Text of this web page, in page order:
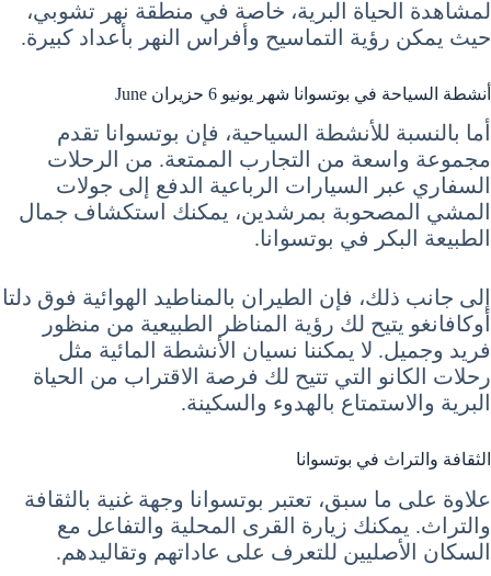
لمشاهدة الحياة البرية، خاصة في منطقة نهر تشوبي،
حيث يمكن رؤية التماسيح وأفراس النهر بأعداد كبيرة.
أنشطة السياحة في بوتسوانا شهر يونيو 6 حزيران June
أما بالنسبة للأنشطة السياحية، فإن بوتسوانا تقدم
مجموعة واسعة من التجارب الممتعة. من الرحلات
السفاري عبر السيارات الرباعية الدفع إلى جولات
المشي المصحوبة بمرشدين، يمكنك استكشاف جمال
الطبيعة البكر في بوتسوانا.
إلى جانب ذلك، فإن الطيران بالمناطيد الهوائية فوق دلتا
أوكافانغو يتيح لك رؤية المناظر الطبيعية من منظور
فريد وجميل. لا يمكننا نسيان الأنشطة المائية مثل
رحلات الكانو التي تتيح لك فرصة الاقتراب من الحياة
البرية والاستمتاع بالهدوء والسكينة.
الثقافة والتراث في بوتسوانا
علاوة على ما سبق، تعتبر بوتسوانا وجهة غنية بالثقافة
والتراث. يمكنك زيارة القرى المحلية والتفاعل مع
السكان الأصليين للتعرف على عاداتهم وتقاليدهم.